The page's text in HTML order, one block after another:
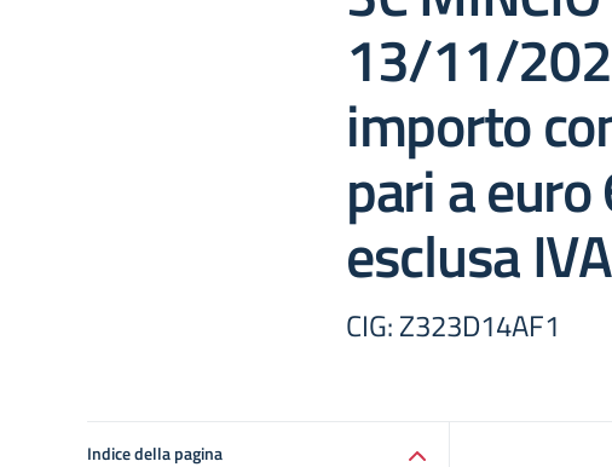
13/11/
importo
pari a
esclusa IVA
CIG: Z323D14AF1
Indice della pagina